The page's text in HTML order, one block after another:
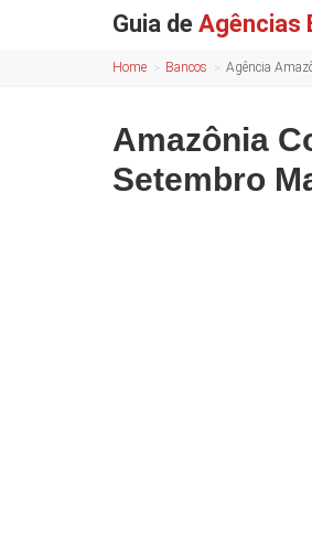
Guia de Agências
Home Bancos Agência
Amazônia
Setembro